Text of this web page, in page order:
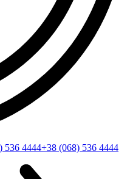
536 4444+38 (068) 536 4444